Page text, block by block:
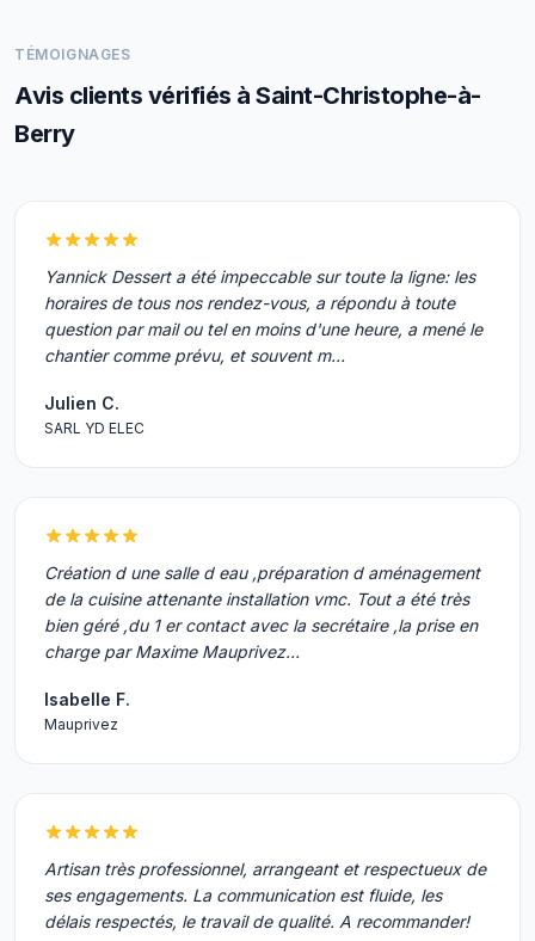
TÉMOIGNAGES
Avis clients vérifiés à Saint-Christophe-à-
Berry
Yannick Dessert a été impeccable sur toute la ligne: les
horaires de tous nos rendez-vous, a répondu à toute
question par mail ou tel en moins d'une heure, a mené le
chantier comme prévu, et souvent m…
Julien C.
SARL YD ELEC
Création d une salle d eau ,préparation d aménagement
de la cuisine attenante installation vmc. Tout a été très
bien géré ,du 1 er contact avec la secrétaire ,la prise en
charge par Maxime Mauprivez…
Isabelle F.
Mauprivez
Artisan très professionnel, arrangeant et respectueux de
ses engagements. La communication est fluide, les
délais respectés, le travail de qualité. A recommander!